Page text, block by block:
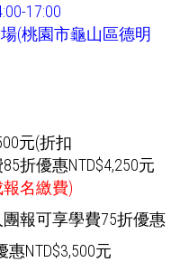
17:00
(桃園市龜山區德明
元(折扣
折優惠NTD$4,250元
名繳費)
報可享學費75折優惠
NTD$3,500元